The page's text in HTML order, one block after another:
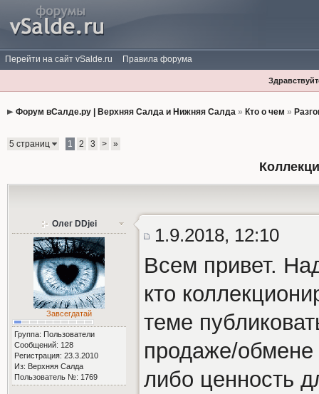
Перейти на сайт vSalde.ru Правила форума
Форум вСалде.ру | Верхняя Салда и Нижняя Салда» Кто о чем »
5 страниц 1 2 3 > »
Олег DDjei
Завсегдатай
Группа: Пользователи
Сообщений: 128
Регистрация: 23.3.2010
Из: Верхняя Салда
Пользователь №: 1769
1.9.2018, 12:10
Всем привет.
кто
теме
продаже/
либо ценность